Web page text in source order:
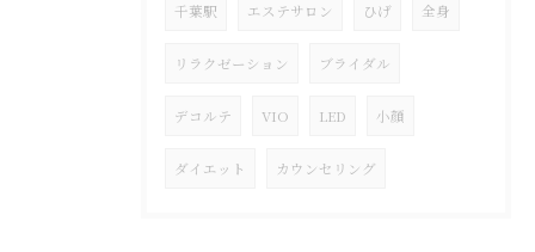
千葉駅 エステサロン ひげ 全身
リラクゼーション ブライダル
デコルテ VIO LED 小顔
ダイエット カウンセリング